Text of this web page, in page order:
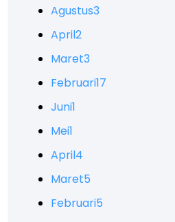
Agustus3
April2
Maret3
Februari17
Juni1
Mei1
April4
Maret5
Februari5